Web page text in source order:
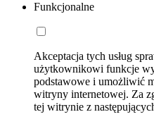
Funkcjonalne
Akceptacja tych usług
użytkownikowi funkcje
podstawowe i umożliwić
witryny internetowej. Za
tej witrynie z